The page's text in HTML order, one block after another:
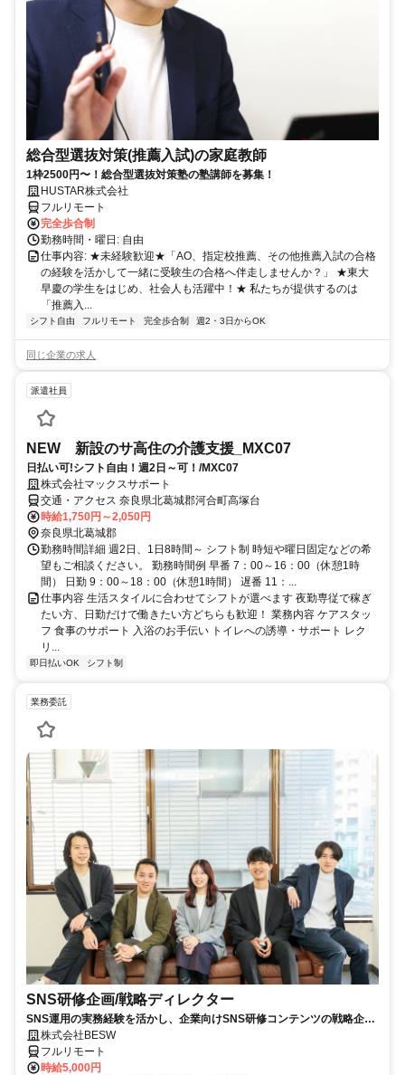
総合型選抜対策(推薦入試)の家庭教師
1枠2500円〜！総合型選抜対策塾の塾講師を募集！
HUSTAR株式会社
フルリモート
完全歩合制
勤務時間・曜日: 自由
仕事内容: ★未経験歓迎★「AO、指定校推薦、その他推薦入試の合格
の経験を活かして一緒に受験生の合格へ伴走しませんか？」 ★東大
早慶の学生をはじめ、社会人も活躍中！★ 私たちが提供するのは
「推薦入...
シフト自由 フルリモート 完全歩合制 週2・3日からOK
同じ企業の求人
派遣社員
NEW 新設のサ高住の介護支援_MXC07
日払い可!シフト自由！週2日～可！/MXC07
株式会社マックスサポート
交通・アクセス 奈良県北葛城郡河合町高塚台
時給1,750円～2,050円
奈良県北葛城郡
勤務時間詳細 週2日、1日8時間～ シフト制 時短や曜日固定などの希
望もご相談ください。 勤務時間例 早番 7：00～16：00（休憩1時
間） 日勤 9：00～18：00（休憩1時間） 遅番 11：...
仕事内容 生活スタイルに合わせてシフトが選べます 夜勤専従で稼ぎ
たい方、日勤だけで働きたい方どちらも歓迎！ 業務内容 ケアスタッ
フ 食事のサポート 入浴のお手伝い トイレへの誘導・サポート レク
リ...
即日払いOK シフト制
業務委託
SNS研修企画/戦略ディレクター
SNS運用の実務経験を活かし、企業向けSNS研修コンテンツの戦略企
画・カリキュラム設計・監修を担う上流ポジションです。
株式会社BESW
フルリモート
時給5,000円